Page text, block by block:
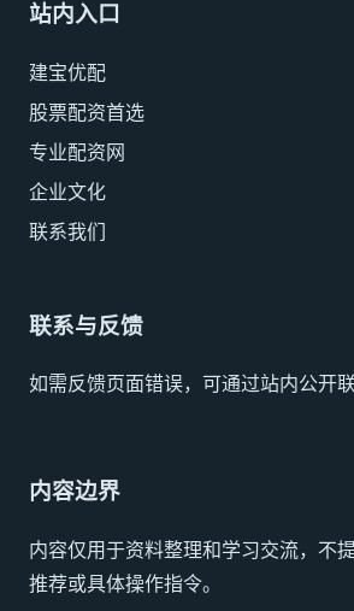
站内入口
建宝优配
股票配资首选
专业配资网
企业文化
联系我们
联系与反馈
如需反馈页面错误，可通过站内公开
内容边界
内容仅用于资料整理和学习交流，不
推荐或具体操作指令。